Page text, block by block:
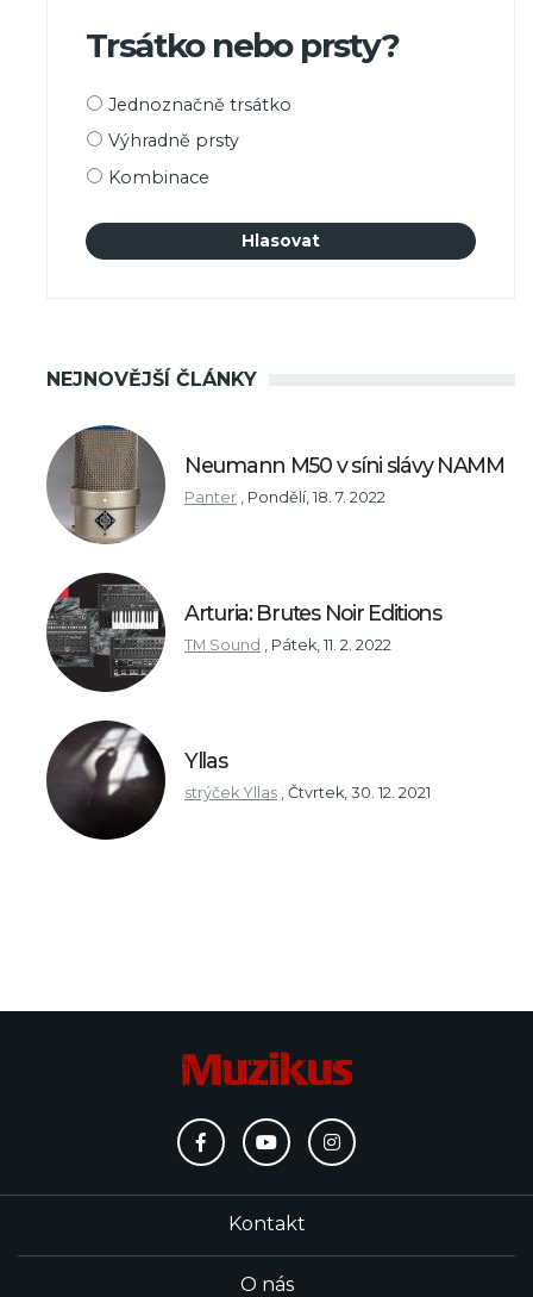
Trsátko nebo prsty?
Možnosti
Jednoznačně trsátko
Výhradně prsty
Kombinace
NEJNOVĚJŠÍ ČLÁNKY
Neumann M50 v síni slávy NAMM
Panter , Pondělí, 18. 7. 2022
Arturia: Brutes Noir Editions
TM Sound , Pátek, 11. 2. 2022
Yllas
strýček Yllas , Čtvrtek, 30. 12. 2021
Kontakt
O nás